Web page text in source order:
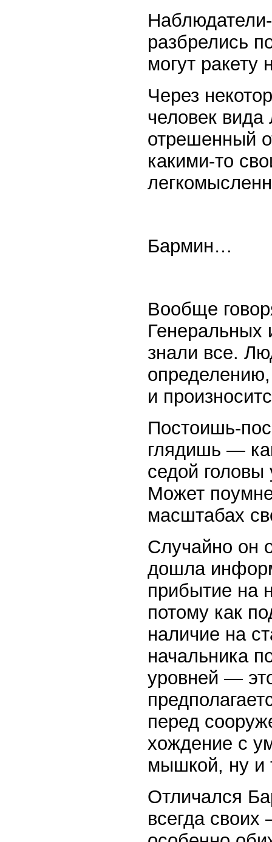
разбрелись
могут ракету
Через
человек
отрешенный
какими-то
Бармин…
Вообще
Генеральных
знали все.
и
Постоишь-
глядишь —
седой
Может
масштабах
Случайно он
дошла
прибытие на
потому как
наличие на
начальника
уровней —
перед
хождение с
мышкой, ну и
Отличался
всегда